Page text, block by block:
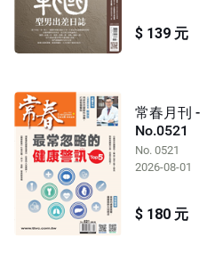
$ 139 元
常春月刊 -
No.0521
No. 0521
2026-08-01
$ 180 元